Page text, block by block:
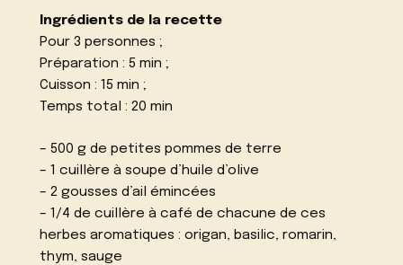
Ingrédients de la recette
Pour 3 personnes ;
Préparation : 5 min ;
Cuisson : 15 min ;
Temps total : 20 min
– 500 g de petites pommes de terre
– 1 cuillère à soupe d’huile d’olive
– 2 gousses d’ail émincées
– 1/4 de cuillère à café de chacune de ces
herbes aromatiques : origan, basilic, romarin,
thym, sauge